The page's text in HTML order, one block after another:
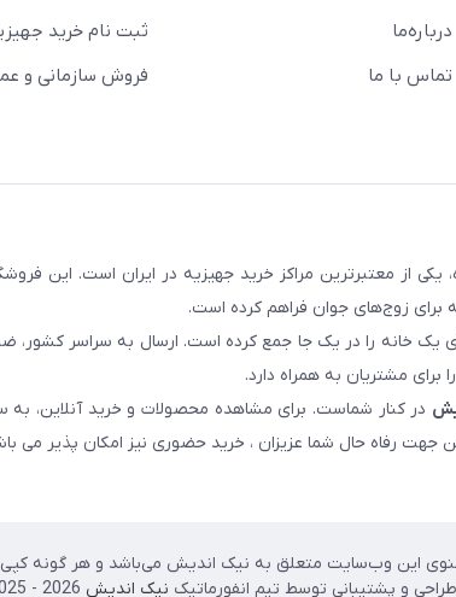
درباره‌ما
تماس با ما
ثبت نام خرید
فروش سازمانی و
اعتماد بیش از ۵۰ هزار خانواده، یکی از معتبرترین مراکز خرید جهیزیه در ایران است.
برای زوج‌های جوان فراهم کرده است.
یک خانه را در یک جا جمع کرده است. ارسال به سراسر کشور،
مشتریان به همراه دارد.
در کنار شماست. برای مشاهده محصولات و خرید آنلاین، به
جهت رفاه حال شما عزیزان ، خرید حضوری نیز امکان پذیر می
این وب‌سایت متعلق به نیک اندیش می‌باشد و هر گونه کپی
طراحی و پشتیبانی توسط تیم انفورماتیک نیک اندیش 2026 - 2025